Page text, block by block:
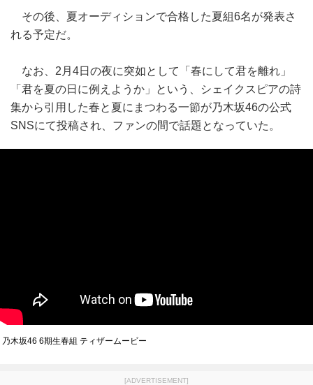
その後、夏オーディションで合格した夏組6名が発表さ
れる予定だ。
なお、2月4日の夜に突如として「春にして君を離れ」
「君を夏の日に例えようか」という、シェイクスピアの詩
集から引用した春と夏にまつわる一節が乃木坂46の公式
SNSにて投稿され、ファンの間で話題となっていた。
乃木坂46 6期生春組 ティザームービー
[ADVERTISEMENT]